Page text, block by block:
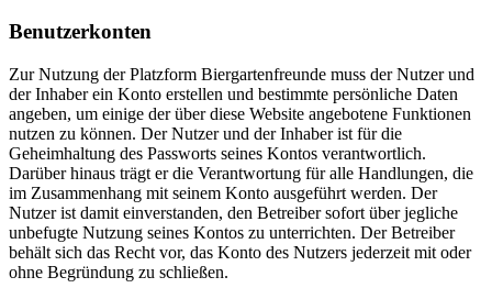
Benutzerkonten
Zur Nutzung der Platzform Biergartenfreunde muss der Nutzer und
der Inhaber ein Konto erstellen und bestimmte persönliche Daten
angeben, um einige der über diese Website angebotene Funktionen
nutzen zu können. Der Nutzer und der Inhaber ist für die
Geheimhaltung des Passworts seines Kontos verantwortlich.
Darüber hinaus trägt er die Verantwortung für alle Handlungen, die
im Zusammenhang mit seinem Konto ausgeführt werden. Der
Nutzer ist damit einverstanden, den Betreiber sofort über jegliche
unbefugte Nutzung seines Kontos zu unterrichten. Der Betreiber
behält sich das Recht vor, das Konto des Nutzers jederzeit mit oder
ohne Begründung zu schließen.